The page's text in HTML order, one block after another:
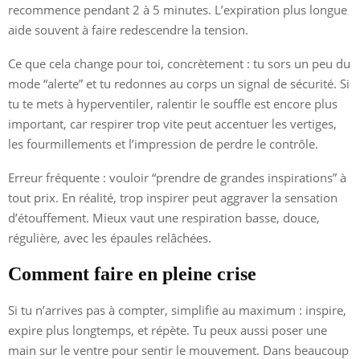
recommence pendant 2 à 5 minutes. L’expiration plus longue
aide souvent à faire redescendre la tension.
Ce que cela change pour toi, concrètement : tu sors un peu du
mode “alerte” et tu redonnes au corps un signal de sécurité. Si
tu te mets à hyperventiler, ralentir le souffle est encore plus
important, car respirer trop vite peut accentuer les vertiges,
les fourmillements et l’impression de perdre le contrôle.
Erreur fréquente : vouloir “prendre de grandes inspirations” à
tout prix. En réalité, trop inspirer peut aggraver la sensation
d’étouffement. Mieux vaut une respiration basse, douce,
régulière, avec les épaules relâchées.
Comment faire en pleine crise
Si tu n’arrives pas à compter, simplifie au maximum : inspire,
expire plus longtemps, et répète. Tu peux aussi poser une
main sur le ventre pour sentir le mouvement. Dans beaucoup